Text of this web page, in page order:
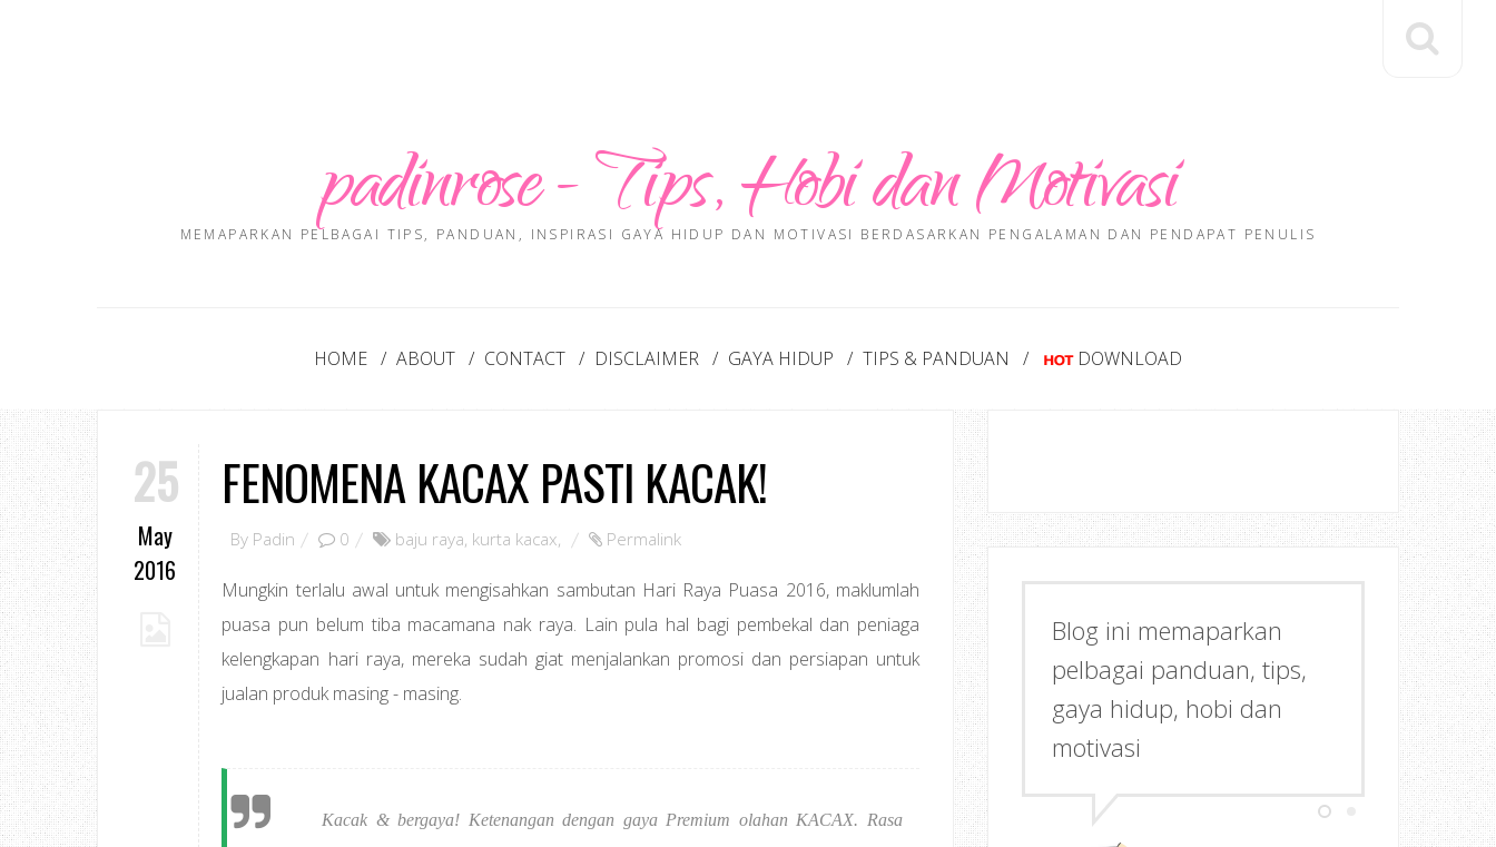
padinrose - Tips, Hobi dan Motivasi
MEMAPARKAN PELBAGAI TIPS, PANDUAN, INSPIRASI GAYA HIDUP DAN MOTIVASI BERDASARKAN PENGALAMAN DAN PENDAPAT PENULIS
HOME ABOUT CONTACT DISCLAIMER GAYA HIDUP TIPS & PANDUAN DOWNLOAD
25
May
2016
FENOMENA KACAX PASTI KACAK!
By Padin 0 baju raya, kurta kacax, Permalink
Mungkin terlalu awal untuk mengisahkan sambutan Hari Raya Puasa 2016, maklumlah
puasa pun belum tiba macamana nak raya. Lain pula hal bagi pembekal dan peniaga
kelengkapan hari raya, mereka sudah giat menjalankan promosi dan persiapan untuk
jualan produk masing - masing.
Kacak & bergaya! Ketenangan dengan gaya Premium olahan KACAX. Rasa
Blog ini memaparkan
pelbagai panduan, tips,
gaya hidup, hobi dan
motivasi